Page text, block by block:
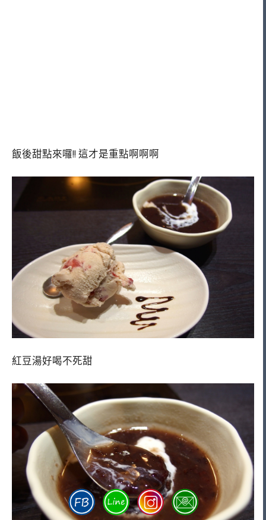
飯後甜點來囉!! 這才是重點啊啊啊
紅豆湯好喝不死甜